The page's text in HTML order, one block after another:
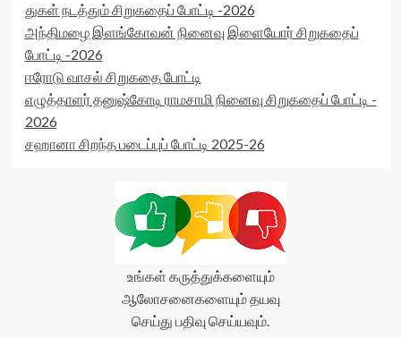
துகள் நடத்தும் சிறுகதைப் போட்டி -2026
அந்திமழை இளங்கோவன் நினைவு இளையோர் சிறுகதைப்
போட்டி -2026
ஈரோடு வாசல் சிறுகதை போட்டி
எழுத்தாளர் தனுஷ்கோடி ராமசாமி நினைவு சிறுகதைப் போட்டி -
2026
சஹானா சிறந்த படைப்புப் போட்டி 2025-26
உங்கள் கருத்துக்களையும்
ஆலோசனைகளையும் தயவு
செய்து பதிவு செய்யவும்.